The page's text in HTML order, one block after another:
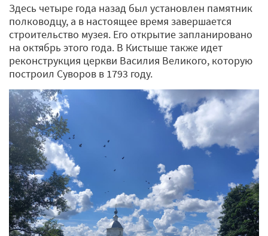
Здесь четыре года назад был установлен памятник
полководцу, а в настоящее время завершается
строительство музея. Его открытие запланировано
на октябрь этого года. В Кистыше также идет
реконструкция церкви Василия Великого, которую
построил Суворов в 1793 году.